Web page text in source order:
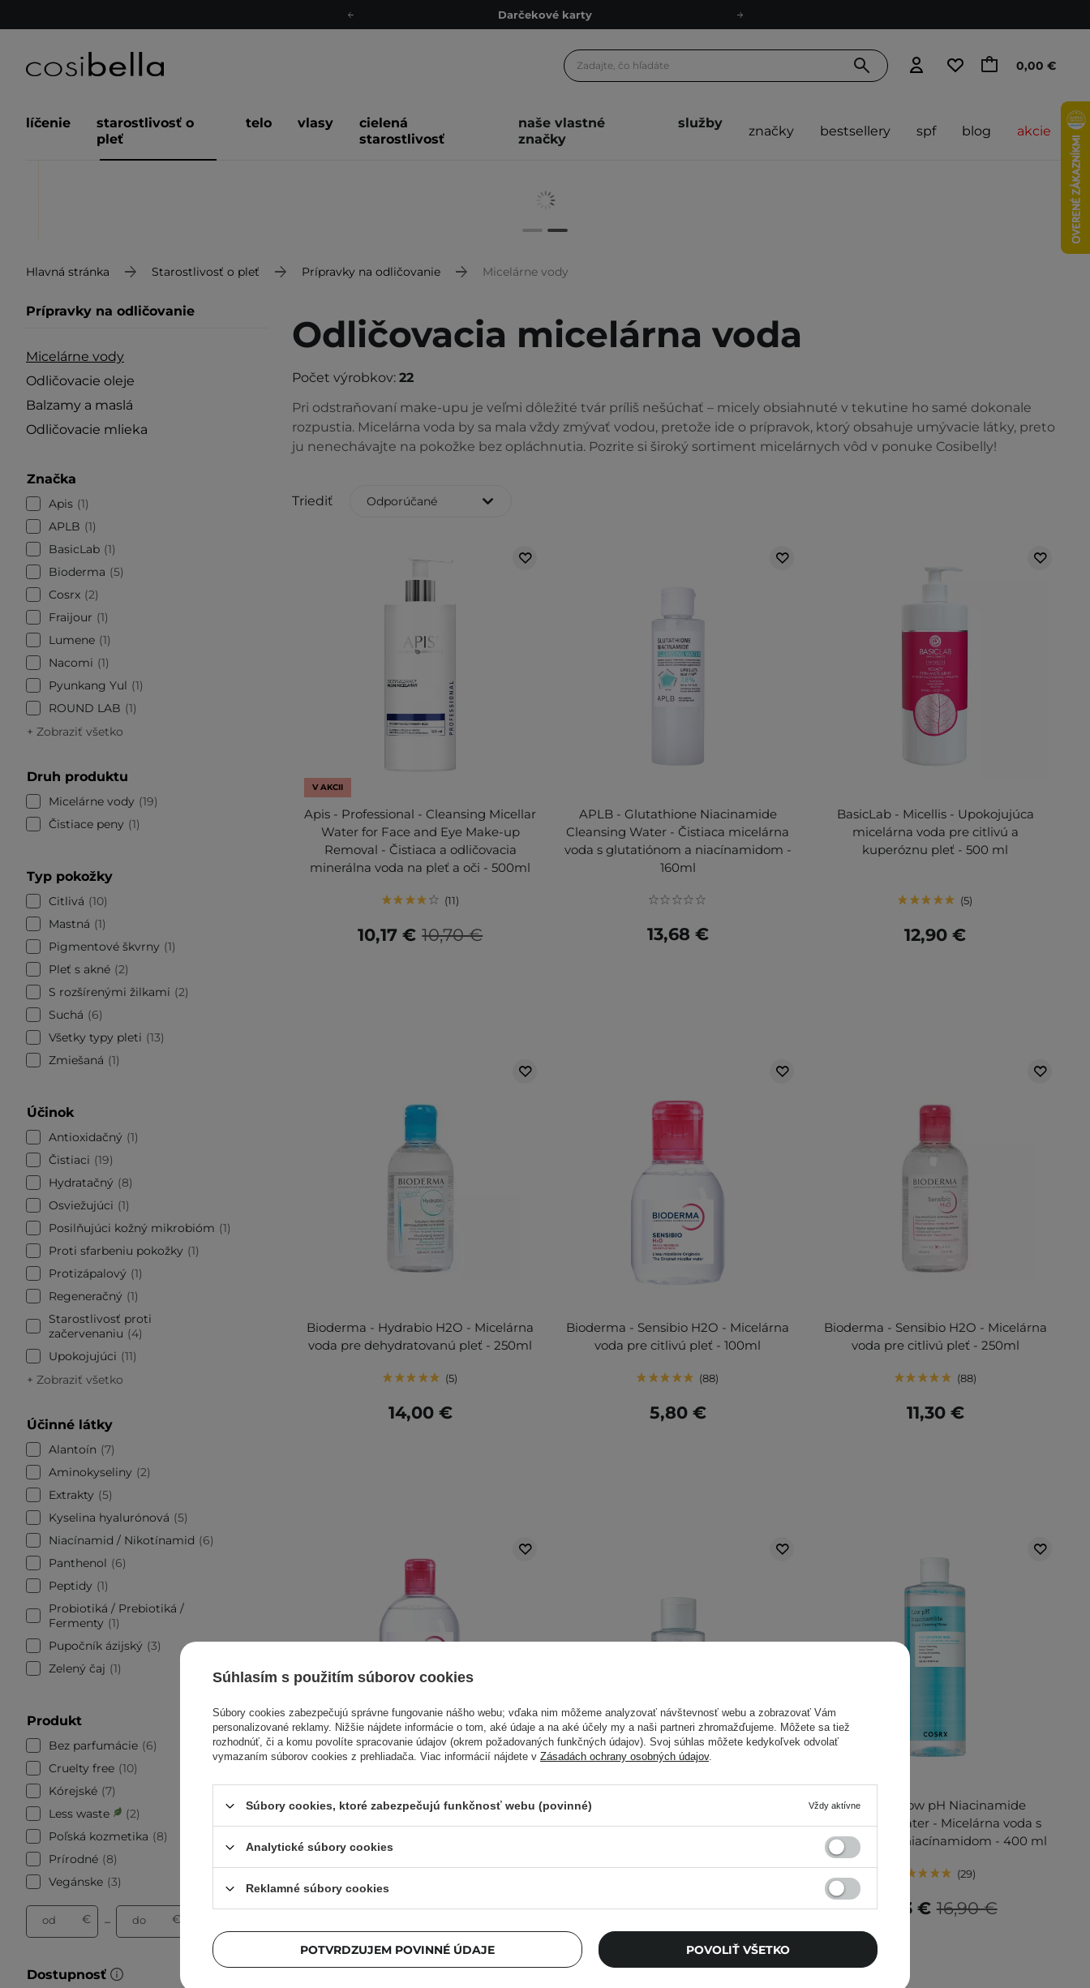
Darčekové karty
Odmeňovací program
Darčekové karty
0,00 €
líčenie
starostlivosť o
pleť
telo vlasy
cielená
starostlivosť
naše vlastné
značky
služby
značky bestsellery spf blog akcie
Hlavná stránka Starostlivosť o pleť Prípravky na odličovanie Micelárne vody
Prípravky na odličovanie
Micelárne vody
Odličovacie oleje
Balzamy a maslá
Odličovacie mlieka
Značka
Apis 1
APLB
1
BasicLab 1
Bioderma
5
Cosrx 2
Fraijour
1
Lumene 1
Nacomi
1
Pyunkang Yul
1
ROUND LAB
1
+ Zobraziť všetko
Druh produktu
Micelárne vody
19
Čistiace peny
1
Typ pokožky
Citlivá
10
Mastná
1
Pigmentové škvrny
1
Pleť s akné 2
S rozšírenými žilkami
2
Suchá
6
Všetky typy pleti
13
Zmiešaná
1
Účinok
Antioxidačný
1
Čistiaci
19
Hydratačný
8
Osviežujúci
1
Posilňujúci kožný mikrobióm
1
Proti sfarbeniu pokožky
1
Protizápalový
1
Regeneračný
1
Starostlivosť proti
začervenaniu
4
Upokojujúci
11
+ Zobraziť všetko
Účinné látky
Alantoín
7
Aminokyseliny
2
Extrakty
5
Kyselina hyalurónová
5
Niacínamid / Nikotínamid
6
Panthenol
6
Peptidy
1
Probiotiká / Prebiotiká /
Fermenty
1
Pupočník ázijský
3
Zelený čaj
1
Produkt
Bez parfumácie
6
Cruelty free 10
Kórejské 7
Less waste
2
Poľská kozmetika
8
Prírodné 8
Vegánske 3
od € – do €
Dostupnosť
Odličovacia micelárna voda
Počet výrobkov: 22
Pri odstraňovaní make-upu je veľmi dôležité tvár príliš nešúchať – micely obsiahnuté v tekutine ho samé dokonale
rozpustia. Micelárna voda by sa mala vždy zmývať vodou, pretože ide o prípravok, ktorý obsahuje umývacie látky, preto
ju nenechávajte na pokožke bez opláchnutia. Pozrite si široký sortiment micelárnych vôd v ponuke Cosibelly!
Triediť Odporúčané
V AKCII
Apis - Professional - Cleansing Micellar
Water for Face and Eye Make-up
Removal - Čistiaca a odličovacia
minerálna voda na pleť a oči - 500ml
11
10,70 €
10,17 €
APLB - Glutathione Niacinamide
Cleansing Water - Čistiaca micelárna
voda s glutatiónom a niacínamidom -
160ml
13,68 €
BasicLab - Micellis - Upokojujúca
micelárna voda pre citlivú a
kuperóznu pleť - 500 ml
5
12,90 €
Bioderma - Hydrabio H2O - Micelárna
voda pre dehydratovanú pleť - 250ml
5
14,00 €
Bioderma - Sensibio H2O - Micelárna
voda pre citlivú pleť - 100ml
88
5,80 €
Bioderma - Sensibio H2O - Micelárna
voda pre citlivú pleť - 250ml
88
11,30 €
Bioderma - Sensibio H2O - Micelárna
voda pre citlivú pleť - 500ml
16,50 €
14,03 €
COSRX - Low pH Niacinamide
Cleansing Water - Micelárna voda s
7,90 €
4,74 €
COSRX - Low pH Niacinamide
Cleansing Water - Micelárna voda s
nízkym pH a niacínamidom - 400 ml
29
16,90 €
11,83 €
Súhlasím s použitím súborov cookies
Súbory cookies zabezpečujú správne fungovanie nášho webu; vďaka nim môžeme analyzovať návštevnosť webu a zobrazovať Vám
personalizované reklamy. Nižšie nájdete informácie o tom, aké údaje a na aké účely my a naši partneri zhromažďujeme. Môžete sa tiež
rozhodnúť, či a komu povolíte spracovanie údajov (okrem požadovaných funkčných údajov). Svoj súhlas môžete kedykoľvek odvolať
vymazaním súborov cookies z prehliadača. Viac informácií nájdete v Zásadách ochrany osobných údajov.
Súbory cookies, ktoré zabezpečujú funkčnosť webu (povinné) Vždy aktívne
Analytické súbory cookies
Reklamné súbory cookies
POTVRDZUJEM POVINNÉ ÚDAJE POVOLIŤ VŠETKO